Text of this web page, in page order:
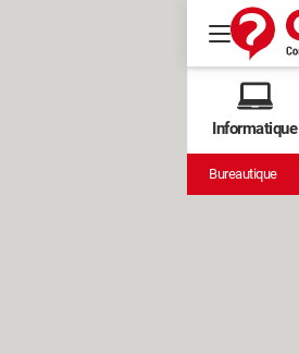
Informatique
Bureautique